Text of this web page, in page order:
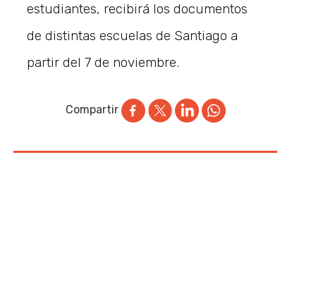
estudiantes, recibirá los documentos
de distintas escuelas de Santiago a
partir del 7 de noviembre.
Compartir